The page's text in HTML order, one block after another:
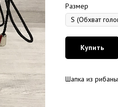
Размер
Купить
Шапка из рибаны